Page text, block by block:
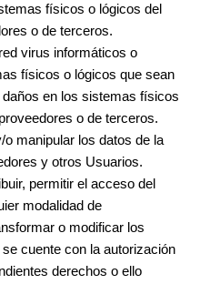
físicos o lógicos del
o de terceros.
virus informáticos o
físicos o lógicos que sean
en los sistemas físicos
o de terceros.
o manipular los datos de la
y otros Usuarios.
permitir el acceso del
modalidad de
o modificar los
cuente con la autorización
derechos o ello